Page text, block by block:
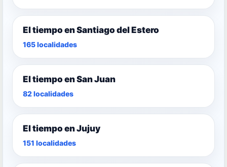
El tiempo en Santiago del Estero
165 localidades
El tiempo en San Juan
82 localidades
El tiempo en Jujuy
151 localidades